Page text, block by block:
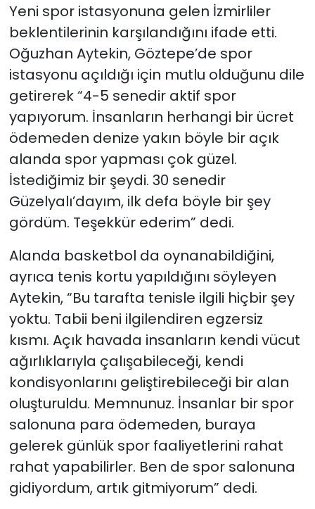
Yeni spor istasyonuna gelen İzmirliler
beklentilerinin karşılandığını ifade etti.
Oğuzhan Aytekin, Göztepe’de spor
istasyonu açıldığı için mutlu olduğunu dile
getirerek “4-5 senedir aktif spor
yapıyorum. İnsanların herhangi bir ücret
ödemeden denize yakın böyle bir açık
alanda spor yapması çok güzel.
İstediğimiz bir şeydi. 30 senedir
Güzelyalı’dayım, ilk defa böyle bir şey
gördüm. Teşekkür ederim” dedi.
Alanda basketbol da oynanabildiğini,
ayrıca tenis kortu yapıldığını söyleyen
Aytekin, “Bu tarafta tenisle ilgili hiçbir şey
yoktu. Tabii beni ilgilendiren egzersiz
kısmı. Açık havada insanların kendi vücut
ağırlıklarıyla çalışabileceği, kendi
kondisyonlarını geliştirebileceği bir alan
oluşturuldu. Memnunuz. İnsanlar bir spor
salonuna para ödemeden, buraya
gelerek günlük spor faaliyetlerini rahat
rahat yapabilirler. Ben de spor salonuna
gidiyordum, artık gitmiyorum” dedi.